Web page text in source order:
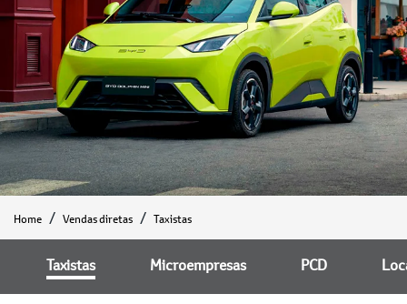
Home Vendas diretas Taxistas
Microempresas PCD
Taxistas